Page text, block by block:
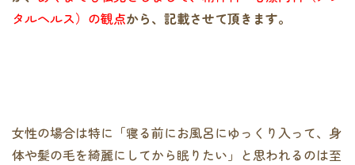
タルヘルス）の観点から、記載させて頂きます。
女性の場合は特に「寝る前にお風呂にゆっくり入って、身
体や髪の毛を綺麗にしてから眠りたい」と思われるのは至